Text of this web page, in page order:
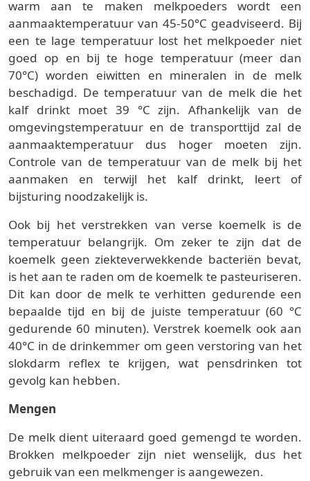
warm aan te maken melkpoeders wordt een
aanmaaktemperatuur van 45-50°C geadviseerd. Bij
een te lage temperatuur lost het melkpoeder niet
goed op en bij te hoge temperatuur (meer dan
70°C) worden eiwitten en mineralen in de melk
beschadigd. De temperatuur van de melk die het
kalf drinkt moet 39 °C zijn. Afhankelijk van de
omgevingstemperatuur en de transporttijd zal de
aanmaaktemperatuur dus hoger moeten zijn.
Controle van de temperatuur van de melk bij het
aanmaken en terwijl het kalf drinkt, leert of
bijsturing noodzakelijk is.
Ook bij het verstrekken van verse koemelk is de
temperatuur belangrijk. Om zeker te zijn dat de
koemelk geen ziekteverwekkende bacteriën bevat,
is het aan te raden om de koemelk te pasteuriseren.
Dit kan door de melk te verhitten gedurende een
bepaalde tijd en bij de juiste temperatuur (60 °C
gedurende 60 minuten). Verstrek koemelk ook aan
40°C in de drinkemmer om geen verstoring van het
slokdarm reflex te krijgen, wat pensdrinken tot
gevolg kan hebben.
Mengen
De melk dient uiteraard goed gemengd te worden.
Brokken melkpoeder zijn niet wenselijk, dus het
gebruik van een melkmenger is aangewezen.